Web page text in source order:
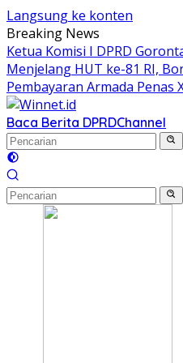
Langsung ke konten
Breaking News
Ketua Komisi I DPRD
Menjelang HUT ke-81 RI,
Pembayaran Armada Penas
Baca Berita DPRDChannel